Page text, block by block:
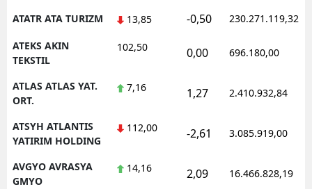
ATATR ATA TURIZM 13,85 -0,50 230.271.119,32
ATEKS AKIN
TEKSTIL
102,50 0,00 696.180,00
ATLAS ATLAS YAT.
ORT.
7,16 1,27 2.410.932,84
ATSYH ATLANTIS
YATIRIM HOLDING
112,00 -2,61 3.085.919,00
AVGYO AVRASYA
GMYO
14,16 2,09 16.466.828,19